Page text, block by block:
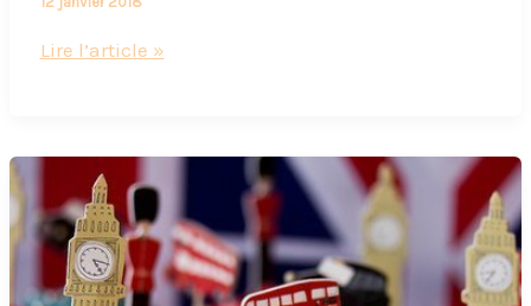
Une
autres
:
chronique
bouleversante
Lire l’article »